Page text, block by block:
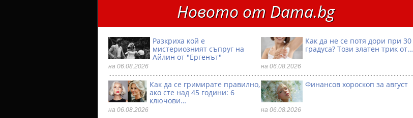
Новото от Dama.bg
Разкриха кой е
мистериозният съпруг на
Айлин от "Ергенът"
на 06.08.2026
Как да не се потя дори при 30
градуса? Този златен трик от…
на 06.08.2026
Как да се гримирате правилно,
ако сте над 45 години: 6
ключови…
на 06.08.2026
Финансов хороскоп за август
на 06.08.2026